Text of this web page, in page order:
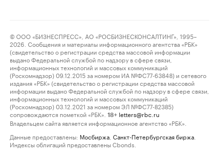
© ООО «БИЗНЕСПРЕСС», АО «РОСБИЗНЕСКОНСАЛТИНГ», 1995–
2026. Сообщения и материалы информационного агентства «РБК»
(свидетельство о регистрации средства массовой информации
выдано Федеральной службой по надзору в сфере связи,
информационных технологий и массовых коммуникаций
(Роскомнадзор) 09.12.2015 за номером ИА №ФС77-63848) и сетевого
издания «РБК» (свидетельство о регистрации средства массовой
информации выдано Федеральной службой по надзору в сфере связи,
информационных технологий и массовых коммуникаций
(Роскомнадзор) 03.12.2021 за номером ЭЛ №ФС77-82385)
сопровождаются пометкой «РБК».
18+ letters@rbc.ru
Владельцем сайта является информационное агентство «РБК».
Данные предоставлены: Мосбиржа Санкт-Петербургская биржа
Индексы облигаций предоставлены Cbonds.